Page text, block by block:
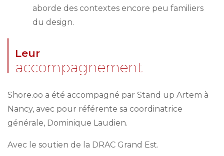
aborde des contextes encore peu familiers
du design.
Leur
accompagnement
Shore.oo a été accompagné par Stand up Artem à
Nancy, avec pour référente sa coordinatrice
générale, Dominique Laudien.
Avec le soutien de la DRAC Grand Est.